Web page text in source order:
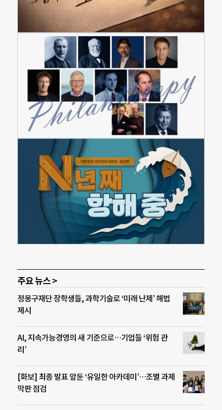
주요 뉴스 >
정몽구재단 장학생들, 과학기술로 ‘미래 난제’ 해법
제시
AI, 지속가능경영의 새 기준으로…기업들 ‘위험 관
리’
[화보] 최종 발표 앞둔 ‘유일한 아카데미’…조별 과제
막판 점검